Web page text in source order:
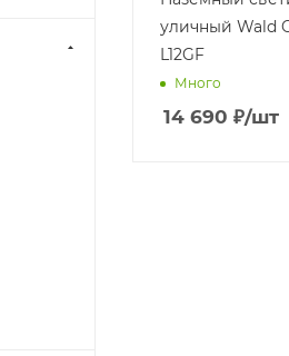
уличный Wald
L12GF
Много
14 690 ₽/шт